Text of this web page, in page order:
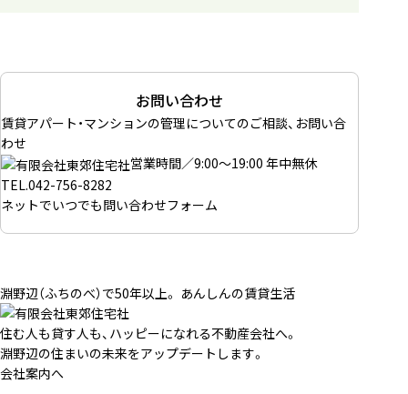
お問い合わせ
賃貸アパート・マンションの管理についてのご相談、お問い合
わせ
営業時間／9:00～19:00 年中無休
TEL.042-756-8282
ネットでいつでも問い合わせフォーム
淵野辺（ふちのべ）で50年以上。 あんしんの賃貸生活
住む人も貸す人も、ハッピーになれる不動産会社へ。
淵野辺の住まいの未来をアップデートします。
会社案内へ